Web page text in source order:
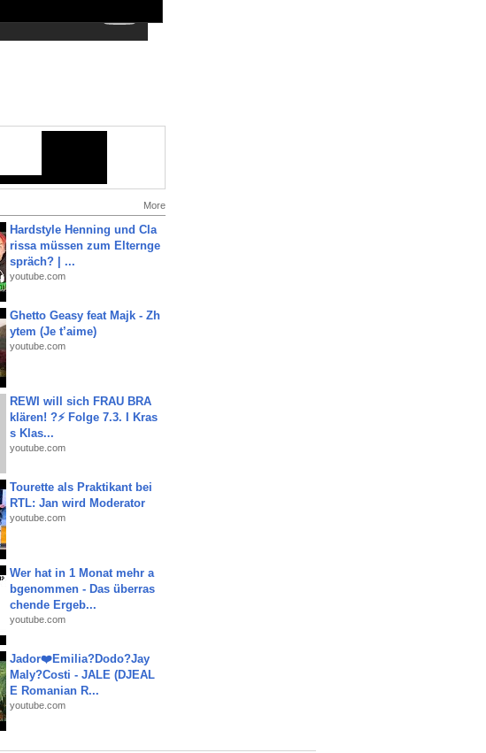
More
Hardstyle Henning und Cla
rissa müssen zum Elternge
spräch? | ...
youtube.com
Ghetto Geasy feat Majk - Zh
ytem (Je t’aime)
youtube.com
REWI will sich FRAU BRA
klären! ?⚡️ Folge 7.3. I Kras
s Klas...
youtube.com
Tourette als Praktikant bei
RTL: Jan wird Moderator
youtube.com
Wer hat in 1 Monat mehr a
bgenommen - Das überras
chende Ergeb...
youtube.com
Jador❤️Emilia?Dodo?Jay
Maly?Costi - JALE (DJEAL
E Romanian R...
youtube.com